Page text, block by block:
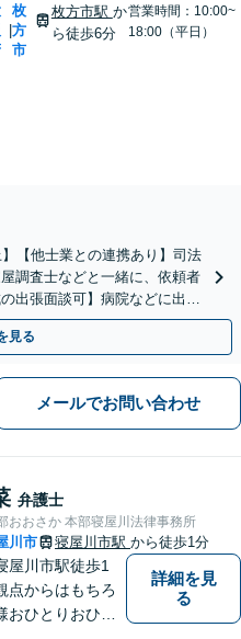
枚
方
市
枚方市駅 か
ら徒歩6分
営業時間：10:00~
18:00（平日）
【他士業との連携あり】司法
調査士などと一緒に、依頼者
出張面談可】病院などに出張
【枚方市駅6分】
見る
メールでお問い合わせ
弁護士
おおさか 本部寝屋川法律事務所
川市 寝屋川市駅 から徒歩1分
屋川市駅徒歩1
点からはもちろ
おひとりおひと
詳細を見
る